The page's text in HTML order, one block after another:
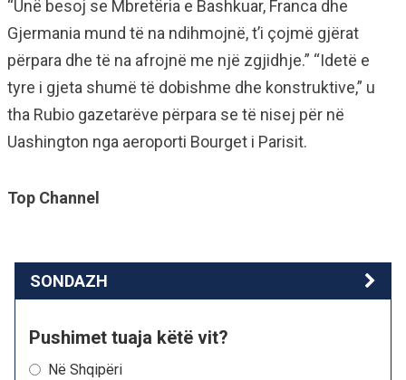
“Unë besoj se Mbretëria e Bashkuar, Franca dhe
Gjermania mund të na ndihmojnë, t’i çojmë gjërat
përpara dhe të na afrojnë me një zgjidhje.” “Idetë e
tyre i gjeta shumë të dobishme dhe konstruktive,” u
tha Rubio gazetarëve përpara se të nisej për në
Uashington nga aeroporti Bourget i Parisit.
Top Channel
SONDAZH
Pushimet tuaja këtë vit?
Në Shqipëri